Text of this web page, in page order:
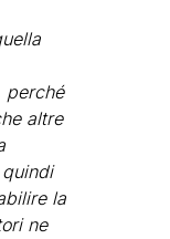
perché
altre
la
ne